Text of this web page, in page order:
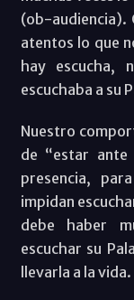
(ob-audiencia).
atentos lo que
hay escucha,
escuchaba a su
Nuestro
de “estar ante
presencia,
impidan
debe haber
escuchar su
llevarla a la vida.